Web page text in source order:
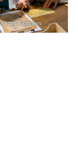
desl Pionniers